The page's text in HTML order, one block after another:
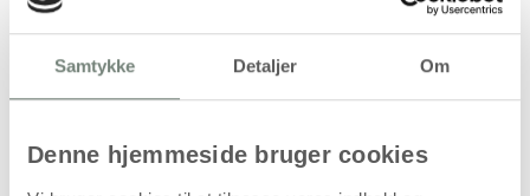
Samtykke Detaljer Om
Denne hjemmeside bruger cookies
På lager
Levering: 1-3 hverdage